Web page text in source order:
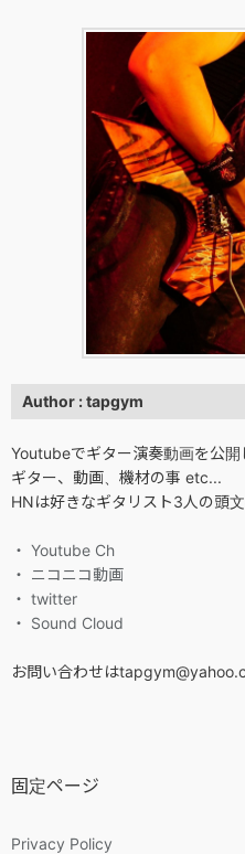
Author : tapgym
Youtubeでギター演奏動画を公開
ギター、動画、機材の事 etc...
HNは好きなギタリスト3人の頭
・ Youtube Ch
・ ニコニコ動画
・ twitter
・ Sound Cloud
お問い合わせは
固定ページ
Privacy Policy